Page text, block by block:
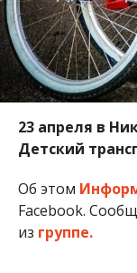
23 апреля в
Детский
Об этом
Facebook.
из группе.